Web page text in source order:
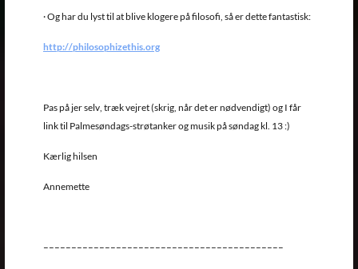
· Og har du lyst til at blive klogere på filosofi, så er dette fantastisk:
http://philosophizethis.org
Pas på jer selv, træk vejret (skrig, når det er nødvendigt) og I får
link til Palmesøndags-strøtanker og musik på søndag kl. 13 :)
Kærlig hilsen
Annemette
–––––––––––––––––––––––––––––––––––––––––––